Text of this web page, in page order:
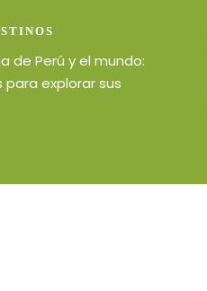
de Perú y el mundo:
para explorar sus